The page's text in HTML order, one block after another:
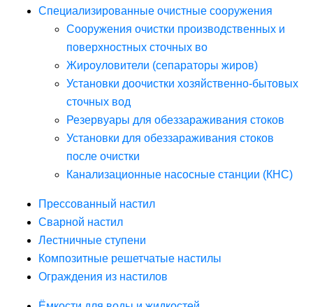
Специализированные очистные сооружения
Сооружения очистки производственных и
поверхностных сточных во
Жироуловители (сепараторы жиров)
Установки доочистки хозяйственно-бытовых
сточных вод
Резервуары для обеззараживания стоков
Установки для обеззараживания стоков
после очистки
Канализационные насосные станции (КНС)
Прессованный настил
Сварной настил
Лестничные ступени
Композитные решетчатые настилы
Ограждения из настилов